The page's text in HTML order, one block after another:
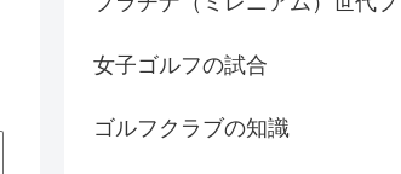
女子ゴルフの試合
ゴルフクラブの知識